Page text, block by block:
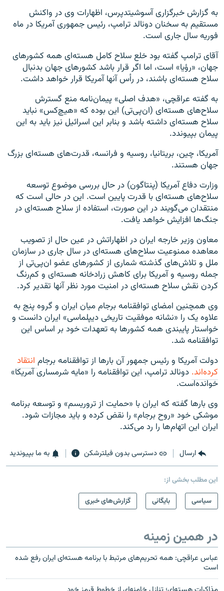
به گزارش خبرگزاری آسوشیتدپرس، اظهارات وی در واکنش
مستقیم به سخنان دونالد ترامپ، رئیس جمهوری آمریکا در ماه
فوریه سال جاری است.
آقای ترامپ گفته بود خلع سلاح کامل هسته‌ای همه کشورهای
جهان، «رؤیا» است، اما اگر قرار باشد کشورهای جهان بدنبال
سلاح هسته‌ای باشند، در رأس آنها آمریکا قرار خواهد داشت.
به گفته عراقچی، «هدف اصلی» پیمان‌نامه منع گسترش
سلاح‌های هسته‌ای (ان‌پی‌تی) این بوده که «هیچ‌کس» نباید
سلاح هسته‌ای داشته باشد و بنابر این اسرائیل نیز باید به این
پیمان بپیوندد.
آمریکا، چین، بریتانیا، روسیه و فرانسه، قدرت‌های هسته‌ای بزرگ
جهان هستند.
وزارت دفاع آمریکا (پنتاگون) در حال بررسی موضوع توسعه
سلاح‌های هسته‌ای با قدرت پایین است. این در حالی است که
منتقدان می‌گویند در این صورت، استفاده از سلاح هسته‌ای در
جنگ‌ها افزایش خواهد یافت.
معاون وزیر خارجه ایران در اظهاراتش در عین حال از تصویب
معاهده ممنوعیت سلاح‌های هسته‌ای در سال جاری در سازمان
ملل و تلاش‌های گذشته شماری از کشورهای عضو ان‌پی‌تی از
جمله روسیه و آمریکا برای کاهش زرادخانه هسته‌ای و کم‌رنگ
کردن نقش سلاح هسته‌ای در امنیت مورد نظر آنها تقدیر کرد.
وی همچنین امضای توافقنامه برجام میان ایران و گروه پنج به
علاوه یک را «نشانه موفقیت تاریخی دیپلماسی» ایران دانست و
خواستار پایبندی همه کشورها به تعهدات خود بر اساس این
توافقنامه شد.
دولت آمریکا و رئیس جمهور آن بارها از توافقنامه برجام انتقاد
کرده‌اند. دونالد ترامپ، این توافقنامه را «مایه شرمساری آمریکا»
خوانده‌است.
وی بارها گفته که ایران با «حمایت از تروریسم» و توسعه برنامه
موشکی خود «روح برجام» را نقض کرده و باید مجازات شود.
ایران این اتهام‌ها را رد می‌کند.
ارسال دسترسی بدون فیلترشکن به ما بپیوندید
این مطلب بخشی از:
سیاسی
بایگانی گزارش‌های خبری
در همین زمینه
عباس عراقچی: همه تحریم‌های مرتبط با برنامه هسته‌ای ایران رفع شده
است